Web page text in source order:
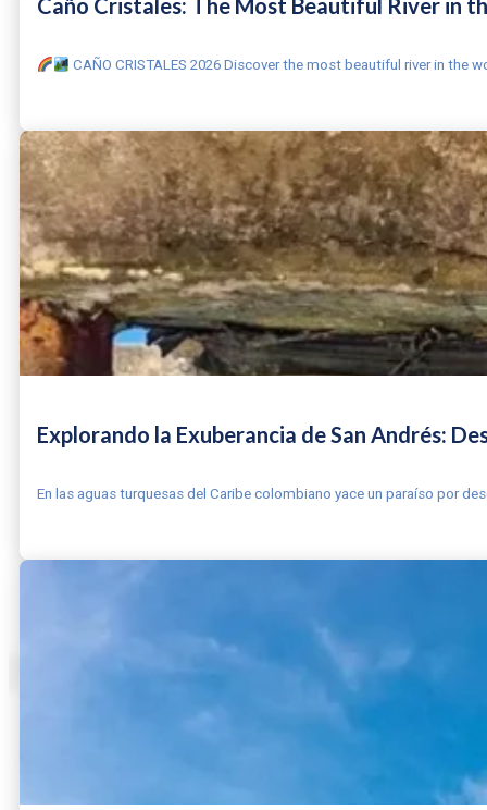
Caño Cristales: The Most Beautiful River in
CAÑO CRISTALES 2026 Discover the most beautiful river in the
Explorando la Exuberancia de San Andrés:
En las aguas turquesas del Caribe colombiano yace un paraíso por